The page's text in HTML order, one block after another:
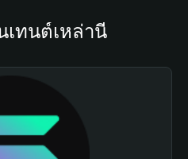
ทนต์เหล่านี้